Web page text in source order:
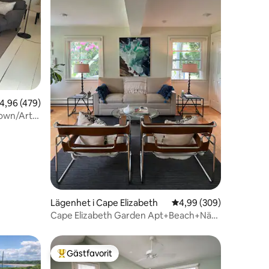
av 5 i genomsnittligt betyg, 479 omdömen
4,96 (479)
Arts
Lägenhet i Cape Elizabeth 4,99 av 5 i
4,99 (309)
Cape Elizabeth Garden Apt+Beach+Nära
Populär gästfavorit
Gästfavorit